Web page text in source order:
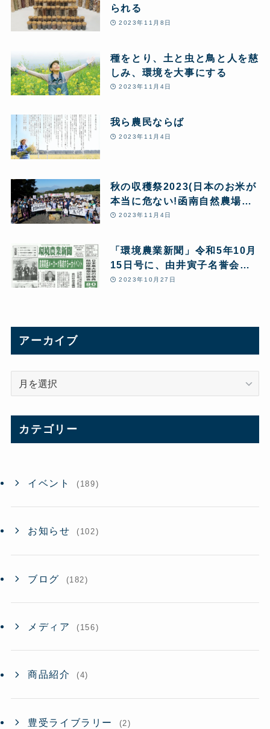
られる
2023年11月8日
種をとり、土と虫と鳥と人を慈
しみ、環境を大事にする
2023年11月4日
我ら農民ならば
2023年11月4日
秋の収穫祭2023(日本のお米が
本当に危ない!函南自然農場か
ら緊急アピールを行いました)
2023年11月4日
「環境農業新聞」令和5年10月
15日号に、由井寅子名誉会長
の「改めて問う!あきたこまち
2023年10月27日
アーカイブ
ブ
カテゴリー
イベント (189)
お知らせ (102)
ブログ (182)
メディア (156)
商品紹介 (4)
豊受ライブラリー (2)